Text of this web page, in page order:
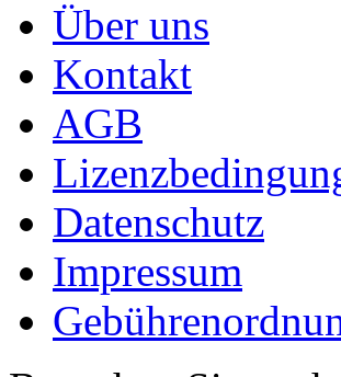
Über uns
Kontakt
AGB
Datenschutz
Impressum